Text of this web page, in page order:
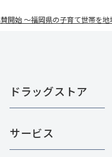
開始 ～福岡県の子育て世帯を
ドラッグストア
サービス